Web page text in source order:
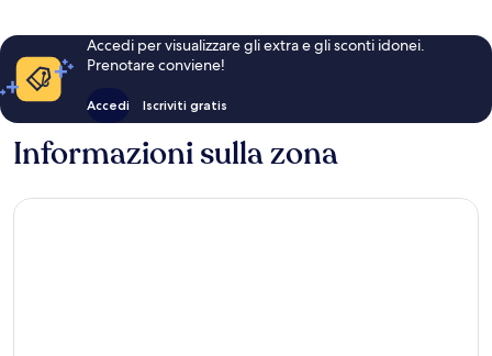
Accedi per visualizzare gli extra e gli sconti idonei.
Prenotare conviene!
Accedi Iscriviti gratis
Informazioni sulla zona